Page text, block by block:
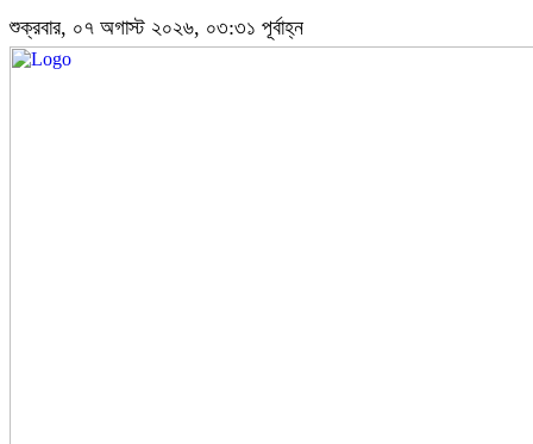
শুক্রবার, ০৭ অগাস্ট ২০২৬, ০৩:৩১ পূর্বাহ্ন